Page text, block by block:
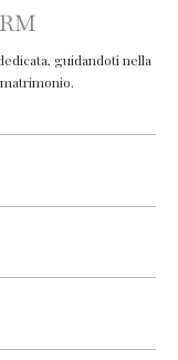
guidandoti nella